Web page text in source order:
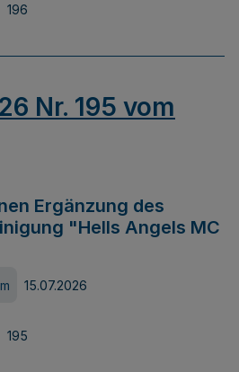
196
Nr. 195 vom
Ergänzung des
"Hells Angels MC
15.07.2026
195